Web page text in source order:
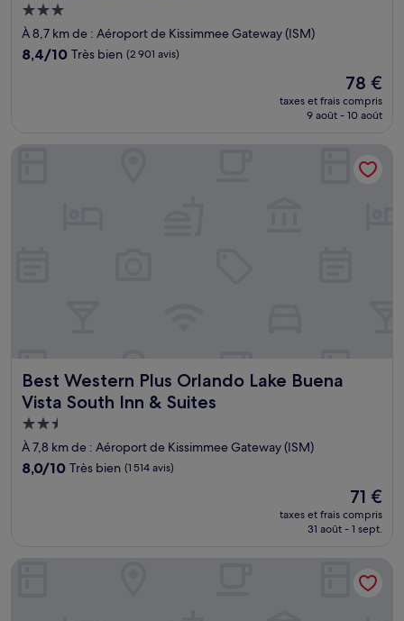
Hébergement
3.0 étoiles
À 8,7 km de : Aéroport de Kissimmee Gateway (ISM)
8.4
8,4/10 Très bien (2 901 avis)
Le
nouveau
prix
78 €
78 €
taxes et frais compris
9 août - 10 août
Best Western Plus Orlando Lake Buena
Vista South Inn & Suites
Best Western Plus Orlando Lake Buena Vista South Inn &
Hébergement
2.5 étoiles
À 7,8 km de : Aéroport de Kissimmee Gateway (ISM)
8.0
8,0/10 Très bien (1 514 avis)
Le
nouveau
prix
71 €
71 €
taxes et frais compris
31 août - 1 sept.
Best Western Plus Orlando Lake Buena Vista South Inn &